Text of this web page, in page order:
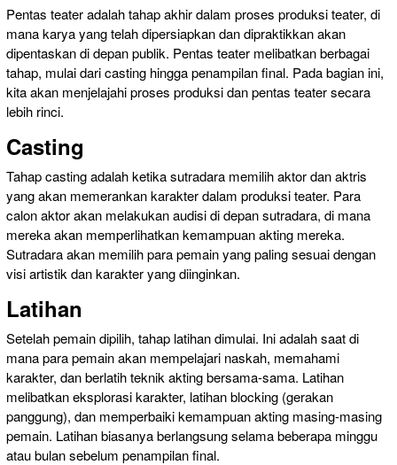
Pentas teater adalah tahap akhir dalam proses produksi teater, di
mana karya yang telah dipersiapkan dan dipraktikkan akan
dipentaskan di depan publik. Pentas teater melibatkan berbagai
tahap, mulai dari casting hingga penampilan final. Pada bagian ini,
kita akan menjelajahi proses produksi dan pentas teater secara
lebih rinci.
Casting
Tahap casting adalah ketika sutradara memilih aktor dan aktris
yang akan memerankan karakter dalam produksi teater. Para
calon aktor akan melakukan audisi di depan sutradara, di mana
mereka akan memperlihatkan kemampuan akting mereka.
Sutradara akan memilih para pemain yang paling sesuai dengan
visi artistik dan karakter yang diinginkan.
Latihan
Setelah pemain dipilih, tahap latihan dimulai. Ini adalah saat di
mana para pemain akan mempelajari naskah, memahami
karakter, dan berlatih teknik akting bersama-sama. Latihan
melibatkan eksplorasi karakter, latihan blocking (gerakan
panggung), dan memperbaiki kemampuan akting masing-masing
pemain. Latihan biasanya berlangsung selama beberapa minggu
atau bulan sebelum penampilan final.